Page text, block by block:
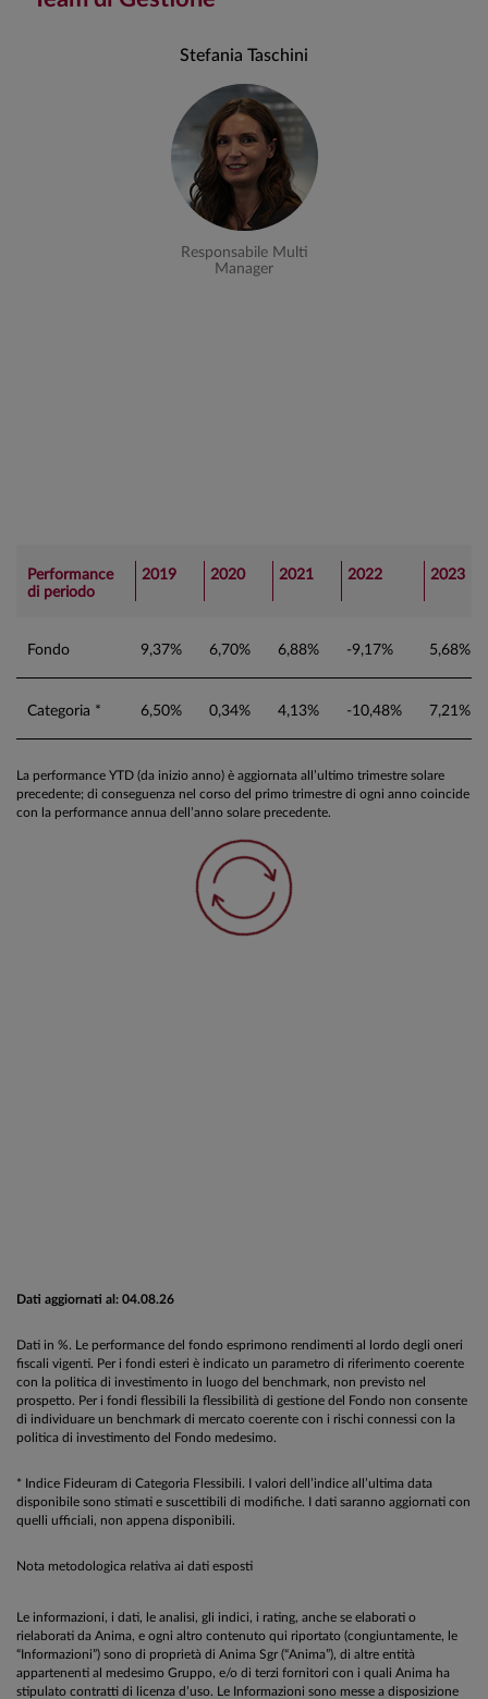
Stefania Taschini
Responsabile Multi
Manager
Performance
di periodo
2019 2020 2021 2022 2023
Fondo 9,37% 6,70% 6,88% -9,17% 5,68%
Categoria * 6,50% 0,34% 4,13% -10,48% 7,21%
La performance YTD (da inizio anno) è aggiornata all’ultimo trimestre solare
precedente; di conseguenza nel corso del primo trimestre di ogni anno coincide
con la performance annua dell’anno solare precedente.
Dati aggiornati al: 04.08.26
Dati in %. Le performance del fondo esprimono rendimenti al lordo degli oneri
fiscali vigenti. Per i fondi esteri è indicato un parametro di riferimento coerente
con la politica di investimento in luogo del benchmark, non previsto nel
prospetto. Per i fondi flessibili la flessibilità di gestione del Fondo non consente
di individuare un benchmark di mercato coerente con i rischi connessi con la
politica di investimento del Fondo medesimo.
* Indice Fideuram di Categoria Flessibili. I valori dell’indice all’ultima data
disponibile sono stimati e suscettibili di modifiche. I dati saranno aggiornati con
quelli ufficiali, non appena disponibili.
Nota metodologica relativa ai dati esposti
Le informazioni, i dati, le analisi, gli indici, i rating, anche se elaborati o
rielaborati da Anima, e ogni altro contenuto qui riportato (congiuntamente, le
“Informazioni”) sono di proprietà di Anima Sgr (“Anima”), di altre entità
appartenenti al medesimo Gruppo, e/o di terzi fornitori con i quali Anima ha
stipulato contratti di licenza d’uso. Le Informazioni sono messe a disposizione